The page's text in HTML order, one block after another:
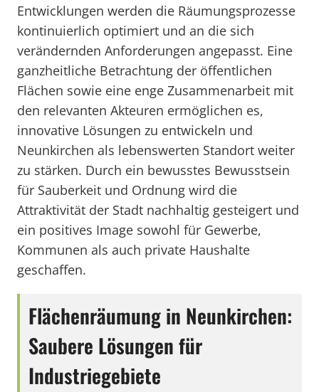
Entwicklungen werden die Räumungsprozesse
kontinuierlich optimiert und an die sich
verändernden Anforderungen angepasst. Eine
ganzheitliche Betrachtung der öffentlichen
Flächen sowie eine enge Zusammenarbeit mit
den relevanten Akteuren ermöglichen es,
innovative Lösungen zu entwickeln und
Neunkirchen als lebenswerten Standort weiter
zu stärken. Durch ein bewusstes Bewusstsein
für Sauberkeit und Ordnung wird die
Attraktivität der Stadt nachhaltig gesteigert und
ein positives Image sowohl für Gewerbe,
Kommunen als auch private Haushalte
geschaffen.
Flächenräumung in Neunkirchen:
Saubere Lösungen für
Industriegebiete